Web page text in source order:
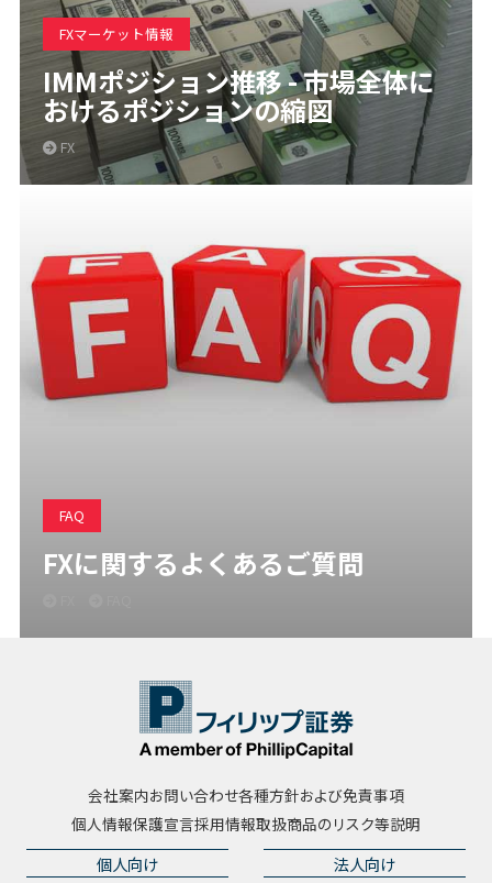
FXマーケット情報
IMMポジション推移 - 市場全体に
おけるポジションの縮図
FX
FAQ
FXに関するよくあるご質問
会社案内お問い合わせ各種方針および免責事項
個人情報保護宣言採用情報取扱商品のリスク等説明
個人向け 法人向け